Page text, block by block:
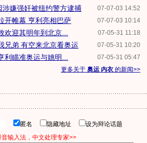
07-07-03 14:52
嫌强奸被纽约警方逮捕
07-07-03 10:14
开帷幕 亨利亮相巴萨
07-05-31 11:18
迎其明年到北京...
07-05-31 10:20
兄弟 有空来北京看奥运
07-05-31 05:47
瞄准奥运与姚明...
更多关于 奥运 内衣 的新闻>>
匿名 隐藏地址
设为辩论话题
输入法，中文处理专家>>